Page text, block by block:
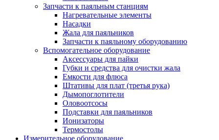
Запчасти к паяльным станциям
Нагревательные элементы
Насадки
Жала для паяльников
Запчасти к паяльному оборудованию
Вспомогательное оборудование
Аксессуары для пайки
Губки и средства для очистки жала
Емкости для флюса
Штативы для плат (третья рука)
Дымопоглотители
Оловоотсосы
Подставки для паяльников
Ионизаторы
Термостолы
Измерительное оборудование